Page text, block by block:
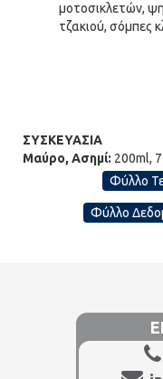
μοτοσικλετών,
τζακιού, σόμπες
ΣΥΣΚΕΥΑΣΙΑ
Μαύρο, Ασημί: 200ml,
Φύλλο
Φύλλο